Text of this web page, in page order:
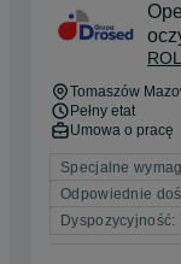
Tomaszów
Pełny etat
Umowa o pracę
Specjalne
Odpowiednie